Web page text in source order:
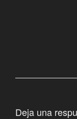
Deja una